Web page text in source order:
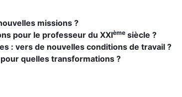
missions ?
pour le professeur du XXIème siècle ?
: vers de nouvelles conditions de travail ?
quelles transformations ?